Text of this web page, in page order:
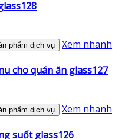
phẩm dịch vụ Xem nhanh
cho quán ăn glass127
phẩm dịch vụ Xem nhanh
suốt glass126